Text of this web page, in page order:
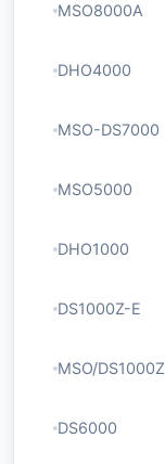
MSO8000A
DHO4000
MSO-DS7000
MSO5000
DHO1000
DS1000Z-E
MSO/DS1000Z
DS6000